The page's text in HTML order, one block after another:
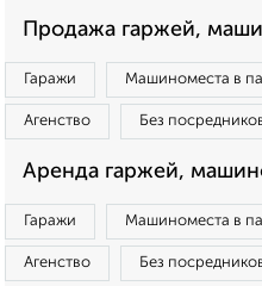
Продажа гаржей,
Гаражи Машиноместа в
Агенство Без
Аренда гаржей,
Гаражи Машиноместа в
Агенство Без